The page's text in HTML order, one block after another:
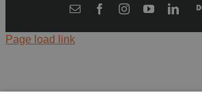
E-
FacebookInstagramYouTube
Page load link